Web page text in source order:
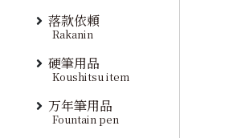
落款依頼
Rakanin
硬筆用品
Koushitsu item
万年筆用品
Fountain pen